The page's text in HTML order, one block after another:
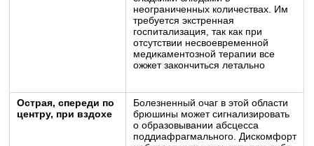
неограниченных количествах. Им
требуется экстренная
госпитализация, так как при
отсутствии несвоевременной
медикаментозной терапии все
ожжет закончиться летально
Острая, спереди по
центру, при вздохе
Болезненный очаг в этой области
брюшины может сигнализировать
о образовывании абсцесса
поддиафрагмального. Дискомфорт